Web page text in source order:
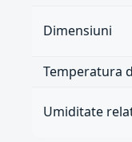
Dimensiuni
Temperatura
Umiditate